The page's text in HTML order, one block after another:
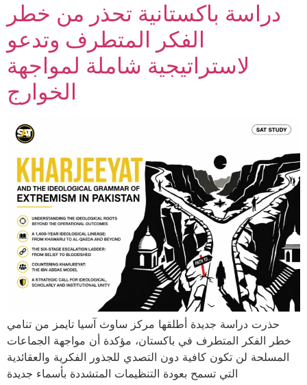
دراسة باكستانية تحذر من خطر
الفكر المتطرف وتدعو
لاستراتيجية شاملة لمواجهة
الخوارج
حذرت دراسة جديدة أطلقها مركز ساوث آسيا تايمز من تنامي
خطر الفكر المتطرف في باكستان، مؤكدة أن مواجهة الجماعات
المسلحة لن تكون كافية دون التصدي للجذور الفكرية والعقائدية
التي تسمح بعودة التنظيمات المتشددة بأسماء جديدة